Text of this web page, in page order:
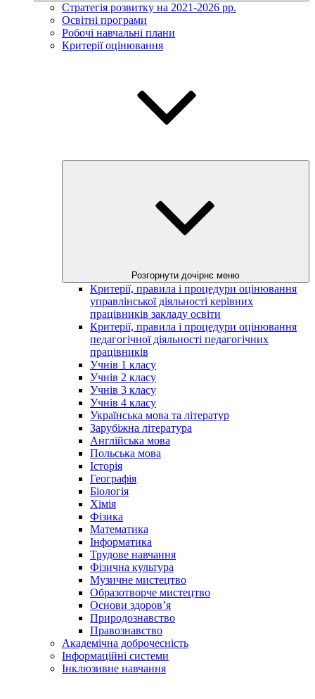
Стратегія розвитку на 2021-2026 рр.
Освітні програми
Робочі навчальні плани
Критерії оцінювання
Розгорнути дочірнє меню
Критерії, правила і процедури оцінювання
управлінської діяльності керівних
працівників закладу освіти
Критерії, правила і процедури оцінювання
педагогічної діяльності педагогічних
працівників
Учнів 1 класу
Учнів 2 класу
Учнів 3 класу
Учнів 4 класу
Українська мова та літератур
Зарубіжна література
Англійська мова
Польська мова
Історія
Географія
Біологія
Хімія
Фізика
Математика
Інформатика
Трудове навчання
Фізична культура
Музичне мистецтво
Образотворче мистецтво
Основи здоров’я
Природознавство
Правознавство
Академічна доброчесність
Інформаційні системи
Інклюзивне навчання